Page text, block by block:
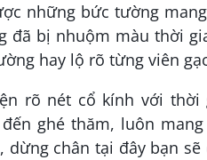
những bức tường
đã bị nhuộm màu thời
hay lộ rõ từng viên
rõ nét cổ kính với thời
ghé thăm, luôn
dừng chân tại đây bạn